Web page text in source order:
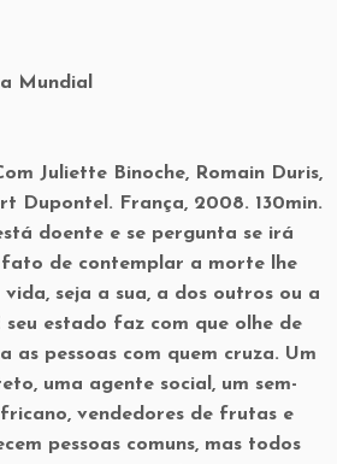
Mundial
Juliette Binoche, Romain Duris,
Dupontel. França, 2008. 130min.
doente e se pergunta se irá
de contemplar a morte lhe
seja a sua, a dos outros ou a
estado faz com que olhe de
pessoas com quem cruza. Um
uma agente social, um sem-
vendedores de frutas e
pessoas comuns, mas todos